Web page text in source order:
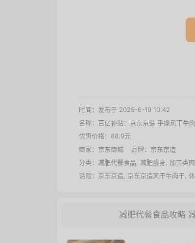
时间：发布于 2025-6-19 10:42
名称： 百亿补贴：京东京造 手撕风干牛
优惠价格： 88.9元
商家： 京东商城 品牌： 京东京造
分类： 减肥代餐食品 减肥瘦身 加工类
话题： 京东京造 京东京造风干牛肉干
减肥代餐食品攻略